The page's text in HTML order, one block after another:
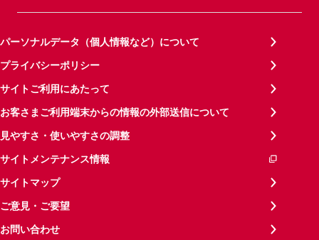
パーソナルデータ（個人情報など）について
プライバシーポリシー
サイトご利用にあたって
お客さまご利用端末からの情報の外部送信について
見やすさ・使いやすさの調整
サイトメンテナンス情報
サイトマップ
ご意見・ご要望
お問い合わせ